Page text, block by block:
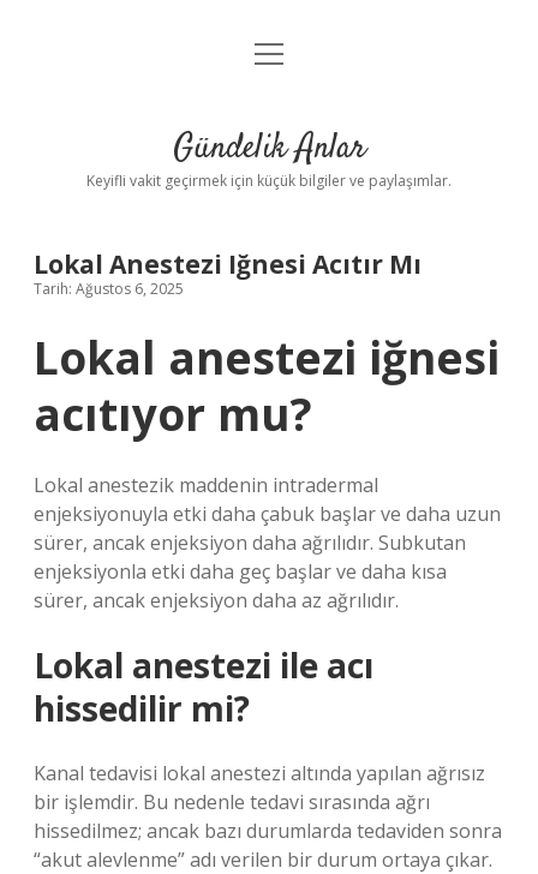
Anasayfa
Yasal Uyarı
menüyü
Gündelik Anlar
Keyifli vakit geçirmek için küçük bilgiler ve paylaşımlar.
Lokal Anestezi Iğnesi Acıtır Mı
Tarih: Ağustos 6, 2025
Lokal anestezi iğnesi
acıtıyor mu?
Lokal anestezik maddenin intradermal
enjeksiyonuyla etki daha çabuk başlar ve daha uzun
sürer, ancak enjeksiyon daha ağrılıdır. Subkutan
enjeksiyonla etki daha geç başlar ve daha kısa
sürer, ancak enjeksiyon daha az ağrılıdır.
Lokal anestezi ile acı
hissedilir mi?
Kanal tedavisi lokal anestezi altında yapılan ağrısız
bir işlemdir. Bu nedenle tedavi sırasında ağrı
hissedilmez; ancak bazı durumlarda tedaviden sonra
“akut alevlenme” adı verilen bir durum ortaya çıkar.